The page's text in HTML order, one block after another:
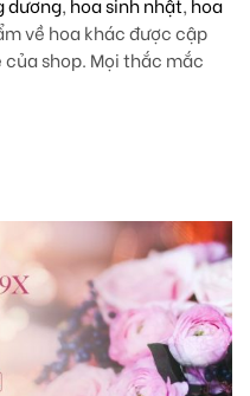
dương, hoa sinh nhật, hoa
về hoa khác được cập
shop. Mọi thắc mắc